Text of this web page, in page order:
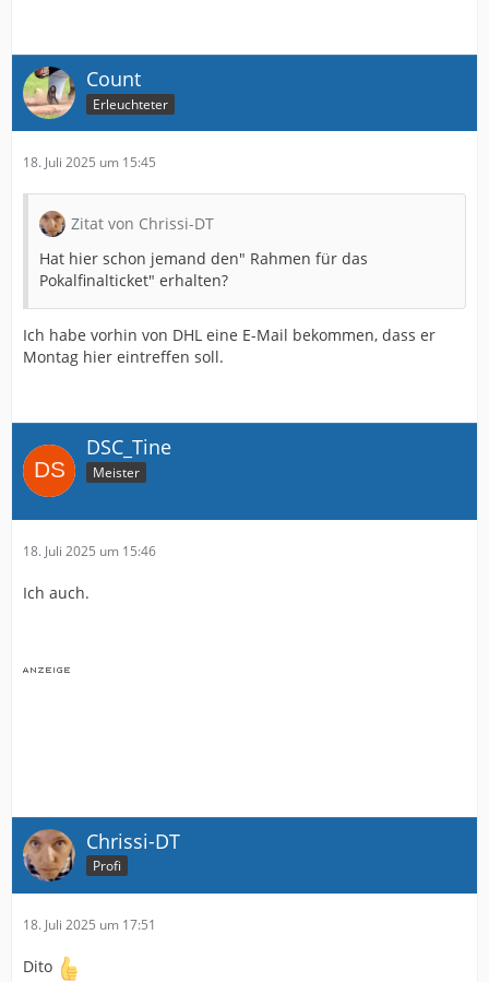
Count
Erleuchteter
18. Juli 2025 um 15:45
Zitat von Chrissi-DT
Hat hier schon jemand den" Rahmen für das
Pokalfinalticket" erhalten?
Ich habe vorhin von DHL eine E-Mail bekommen, dass er
Montag hier eintreffen soll.
DSC_Tine
Meister
18. Juli 2025 um 15:46
Ich auch.
Chrissi-DT
Profi
18. Juli 2025 um 17:51
Dito